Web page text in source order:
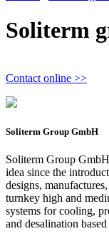
Soliterm
Contact online >>
Soliterm Group GmbH
Soliterm Group
idea since the
designs,
turnkey high and
systems for cooling,
and desalination